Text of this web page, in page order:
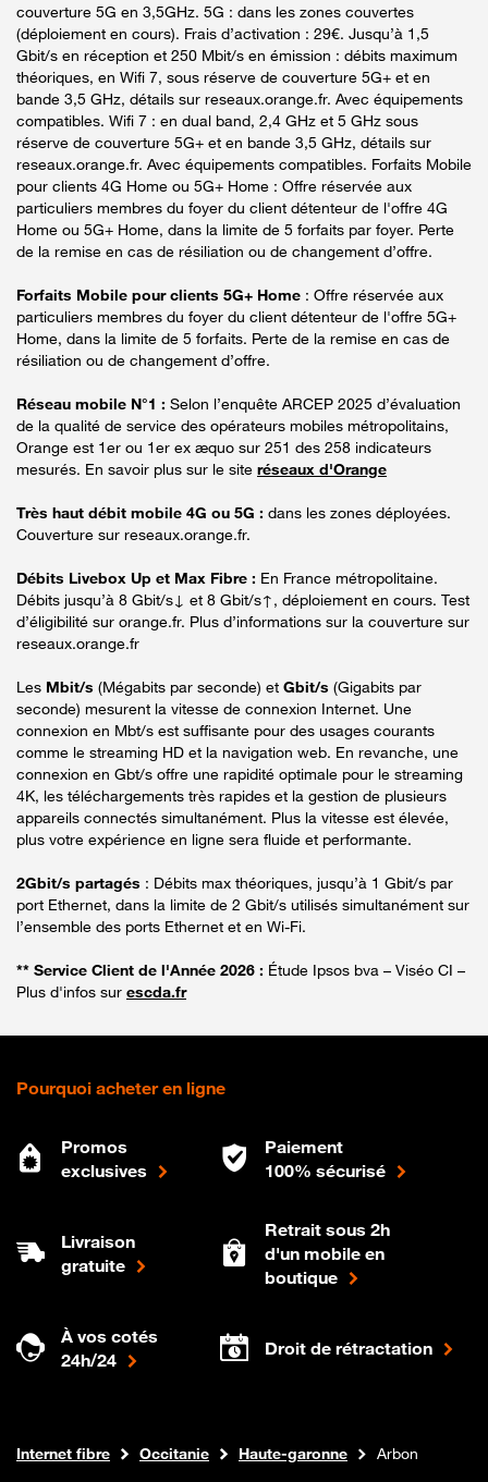
couverture 5G en 3,5GHz. 5G : dans les zones couvertes
(déploiement en cours). Frais d’activation : 29€. Jusqu’à 1,5
Gbit/s en réception et 250 Mbit/s en émission : débits maximum
théoriques, en Wifi 7, sous réserve de couverture 5G+ et en
bande 3,5 GHz, détails sur reseaux.orange.fr. Avec équipements
compatibles. Wifi 7 : en dual band, 2,4 GHz et 5 GHz sous
réserve de couverture 5G+ et en bande 3,5 GHz, détails sur
reseaux.orange.fr. Avec équipements compatibles. Forfaits Mobile
pour clients 4G Home ou 5G+ Home : Offre réservée aux
particuliers membres du foyer du client détenteur de l'offre 4G
Home ou 5G+ Home, dans la limite de 5 forfaits par foyer. Perte
de la remise en cas de résiliation ou de changement d’offre.
Forfaits Mobile pour clients 5G+ Home : Offre réservée aux
particuliers membres du foyer du client détenteur de l'offre 5G+
Home, dans la limite de 5 forfaits. Perte de la remise en cas de
résiliation ou de changement d’offre.
Réseau mobile N°1 : Selon l’enquête ARCEP 2025 d’évaluation
de la qualité de service des opérateurs mobiles métropolitains,
Orange est 1er ou 1er ex æquo sur 251 des 258 indicateurs
mesurés. En savoir plus sur le site réseaux d'Orange
Très haut débit mobile 4G ou 5G : dans les zones déployées.
Couverture sur reseaux.orange.fr.
Débits Livebox Up et Max Fibre : En France métropolitaine.
Débits jusqu’à 8 Gbit/s↓ et 8 Gbit/s↑, déploiement en cours. Test
d’éligibilité sur orange.fr. Plus d’informations sur la couverture sur
reseaux.orange.fr
Les Mbit/s (Mégabits par seconde) et Gbit/s (Gigabits par
seconde) mesurent la vitesse de connexion Internet. Une
connexion en Mbt/s est suffisante pour des usages courants
comme le streaming HD et la navigation web. En revanche, une
connexion en Gbt/s offre une rapidité optimale pour le streaming
4K, les téléchargements très rapides et la gestion de plusieurs
appareils connectés simultanément. Plus la vitesse est élevée,
plus votre expérience en ligne sera fluide et performante.
2Gbit/s partagés : Débits max théoriques, jusqu’à 1 Gbit/s par
port Ethernet, dans la limite de 2 Gbit/s utilisés simultanément sur
l’ensemble des ports Ethernet et en Wi-Fi.
** Service Client de l'Année 2026 : Étude Ipsos bva – Viséo CI –
Plus d'infos sur escda.fr
Pourquoi acheter en ligne
Promos
exclusives
Paiement
100% sécurisé
Livraison
gratuite
Retrait sous 2h
d'un mobile en
boutique
À vos cotés
24h/24
Droit de rétractation
Boutique Orange
Internet fibre Occitanie Haute-garonne Arbon